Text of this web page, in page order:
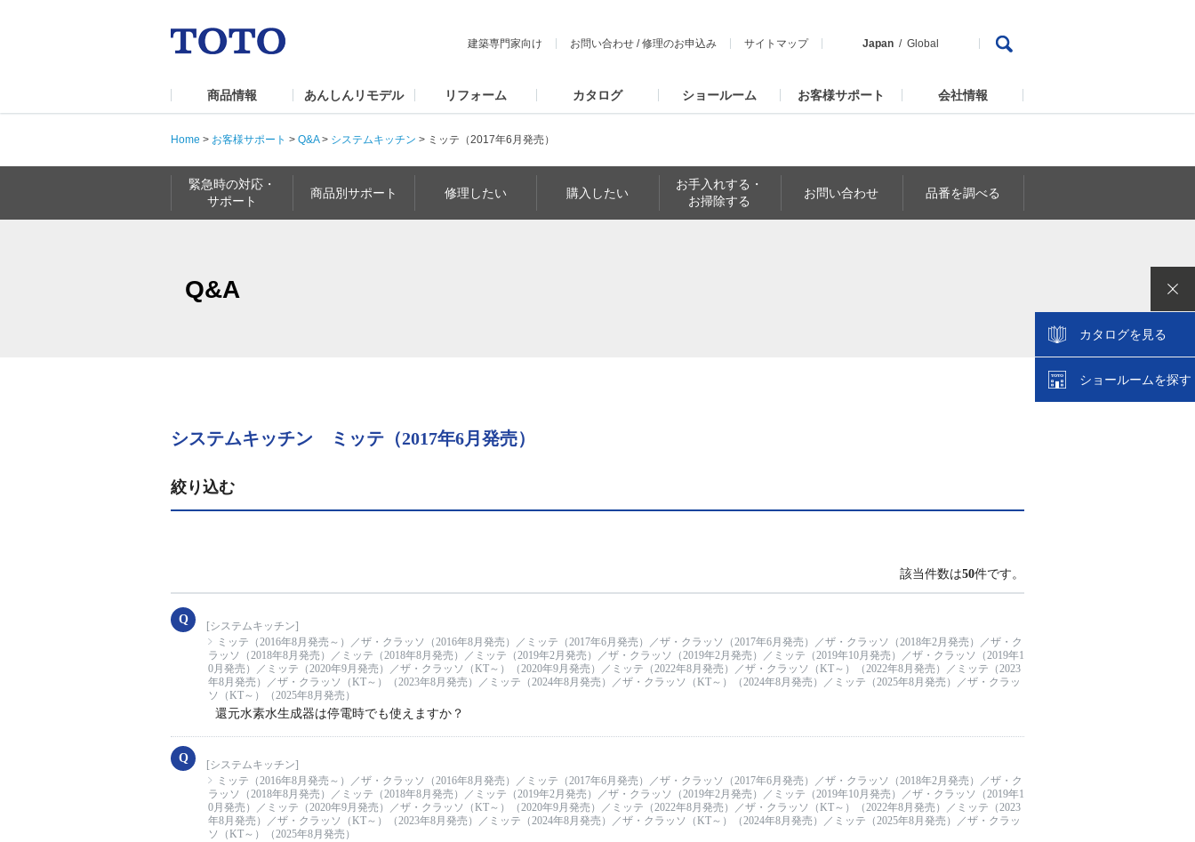
建築専門家向け お問い合わせ /修理のお申込み サイトマップ Japan Global
商品情報 あんしんリモデル リフォーム カタログ ショールーム お客様サポート 会社情報
Home > お客様サポート > Q&A> システムキッチン > ミッテ（2017年6月発売）
緊急時の対応・
サポート
商品別サポート 修理したい 購入したい
お手入れする・
お掃除する
お問い合わせ 品番を調べる
カタログを見る
ショールームを探す
Q&A
システムキッチン ミッテ（2017年6月発売）
絞り込む
該当件数は50件です。
[システムキッチン]
ミッテ（2016年8月発売～）／ザ・クラッソ（2016年8月発売）／ミッテ（2017年6月発売）／ザ・クラッソ（2017年6月発売）／ザ・クラッソ（2018年2月発売）／ザ・ク
ラッソ（2018年8月発売）／ミッテ（2018年8月発売）／ミッテ（2019年2月発売）／ザ・クラッソ（2019年2月発売）／ミッテ（2019年10月発売）／ザ・クラッソ（2019年1
0月発売）／ミッテ（2020年9月発売）／ザ・クラッソ（KT～）（2020年9月発売）／ミッテ（2022年8月発売）／ザ・クラッソ（KT～）（2022年8月発売）／ミッテ（2023
年8月発売）／ザ・クラッソ（KT～）（2023年8月発売）／ミッテ（2024年8月発売）／ザ・クラッソ（KT～）（2024年8月発売）／ミッテ（2025年8月発売）／ザ・クラッ
ソ（KT～）（2025年8月発売）
還元水素水生成器は停電時でも使えますか？
[システムキッチン]
ミッテ（2016年8月発売～）／ザ・クラッソ（2016年8月発売）／ミッテ（2017年6月発売）／ザ・クラッソ（2017年6月発売）／ザ・クラッソ（2018年2月発売）／ザ・ク
ラッソ（2018年8月発売）／ミッテ（2018年8月発売）／ミッテ（2019年2月発売）／ザ・クラッソ（2019年2月発売）／ミッテ（2019年10月発売）／ザ・クラッソ（2019年1
0月発売）／ミッテ（2020年9月発売）／ザ・クラッソ（KT～）（2020年9月発売）／ミッテ（2022年8月発売）／ザ・クラッソ（KT～）（2022年8月発売）／ミッテ（2023
年8月発売）／ザ・クラッソ（KT～）（2023年8月発売）／ミッテ（2024年8月発売）／ザ・クラッソ（KT～）（2024年8月発売）／ミッテ（2025年8月発売）／ザ・クラッ
ソ（KT～）（2025年8月発売）